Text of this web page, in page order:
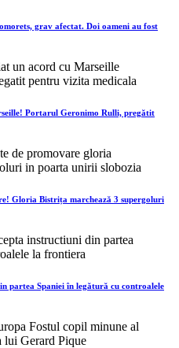
grav afectat. Doi oameni au fost
Portarul Geronimo Rulli, pregătit
Gloria Bistrița marchează 3 supergoluri
partea Spaniei în legătură cu controalele